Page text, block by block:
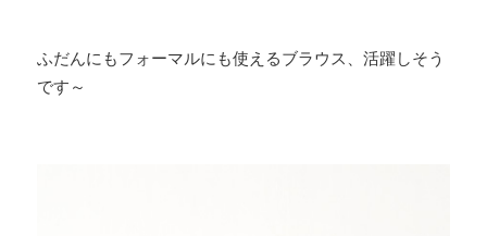
ふだんにもフォーマルにも使えるブラウス、活躍しそう
です～